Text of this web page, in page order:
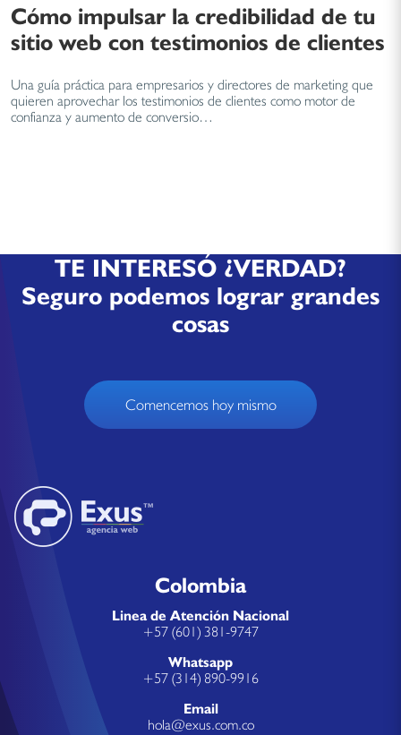
Cómo impulsar la credibilidad de tu
sitio web con testimonios de clientes
Una guía práctica para empresarios y directores de marketing que
quieren aprovechar los testimonios de clientes como motor de
confianza y aumento de conversio…
TE INTERESÓ ¿VERDAD?
Seguro podemos lograr grandes
cosas
Comencemos hoy mismo
Colombia
Linea de Atención Nacional
+57 (601) 381-9747
Whatsapp
+57 (314) 890-9916
Email
hola@exus.com.co